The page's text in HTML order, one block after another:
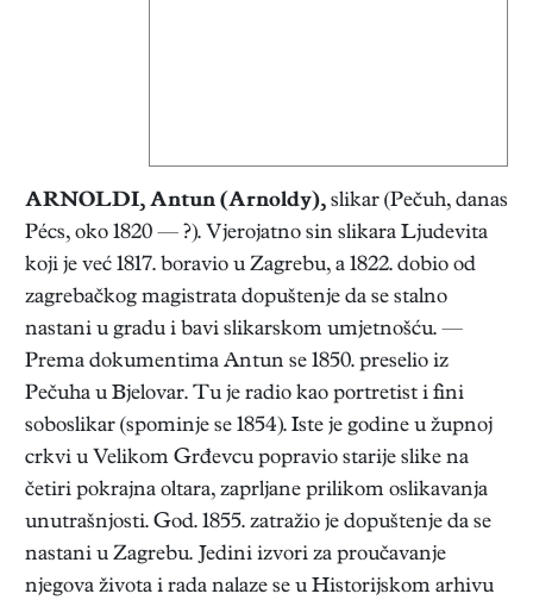
ARNOLDI, Antun (Arnoldy), slikar (Pečuh, danas
Pécs, oko 1820 — ?). Vjerojatno sin slikara Ljudevita
koji je već 1817. boravio u Zagrebu, a 1822. dobio od
zagrebačkog magistrata dopuštenje da se stalno
nastani u gradu i bavi slikarskom umjetnošću. —
Prema dokumentima Antun se 1850. preselio iz
Pečuha u Bjelovar. Tu je radio kao portretist i fini
soboslikar (spominje se 1854). Iste je godine u župnoj
crkvi u Velikom Grđevcu popravio starije slike na
četiri pokrajna oltara, zaprljane prilikom oslikavanja
unutrašnjosti. God. 1855. zatražio je dopuštenje da se
nastani u Zagrebu. Jedini izvori za proučavanje
njegova života i rada nalaze se u Historijskom arhivu